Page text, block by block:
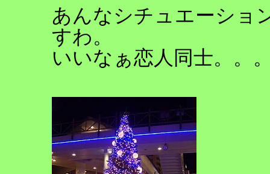
あんなシチュエーショ
すわ。
いいなぁ恋人同士。。